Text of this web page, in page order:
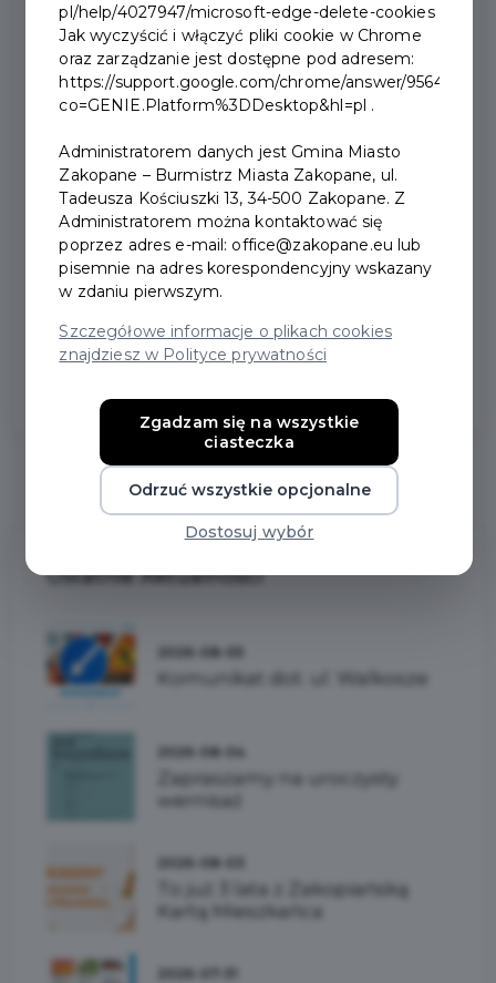
W ramachlinii nr 16(Kościuszki, Tetmajera, Piłsudskiego,
Przewodników Tatrzańskich, Kuźnice, Karłowicza, Olcza,
Guty) z obsługi zostaną wyłączone następujące przystanki:
B. Czecha Skocznia (dwustronnie), B. Czecha COS
Trasa przebiegu linii na czas zawodów Pucharu
Kościuszki Dworzec – Tetmajera – Piłsudskiego –
Sabały – Zamoyskiego – Chałubińskiego – Przewodników
Tatrzańskich – Kuźnice – Karłowicza – Olcza – Guty –
Kościuszki Dworzec.
OstatnieAktualności
2026-08-05
Komunikat dot. ul. Walkosze
2026-08-04
Zapraszamy na uroczysty
wernisaż
2026-08-03
To już 3 lata z Zakopiańską
Kartą Mieszkańca
2026-07-31
pl/help/4027947/microsoft-edge-delete-cookies
Jak wyczyścić i włączyć pliki cookie w Chrome
oraz zarządzanie jest dostępne pod adresem:
https://support.google.com/chrome/answer/95647?
co=GENIE.Platform%3DDesktop&hl=pl .
Administratorem danych jest Gmina Miasto
Zakopane – Burmistrz Miasta Zakopane, ul.
Tadeusza Kościuszki 13, 34-500 Zakopane. Z
Administratorem można kontaktować się
poprzez adres e-mail: office@zakopane.eu lub
pisemnie na adres korespondencyjny wskazany
w zdaniu pierwszym.
Szczegółowe informacje o plikach cookies
znajdziesz w Polityce prywatności
Zgadzam się na wszystkie
ciasteczka
Odrzuć wszystkie opcjonalne
Dostosuj wybór